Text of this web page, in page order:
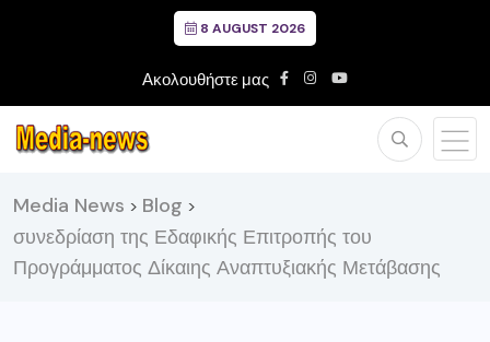
8 AUGUST 2026
Ακολουθήστε μας
Media News > Blog >
συνεδρίαση της Εδαφικής Επιτροπής του
Προγράμματος Δίκαιης Αναπτυξιακής Μετάβασης